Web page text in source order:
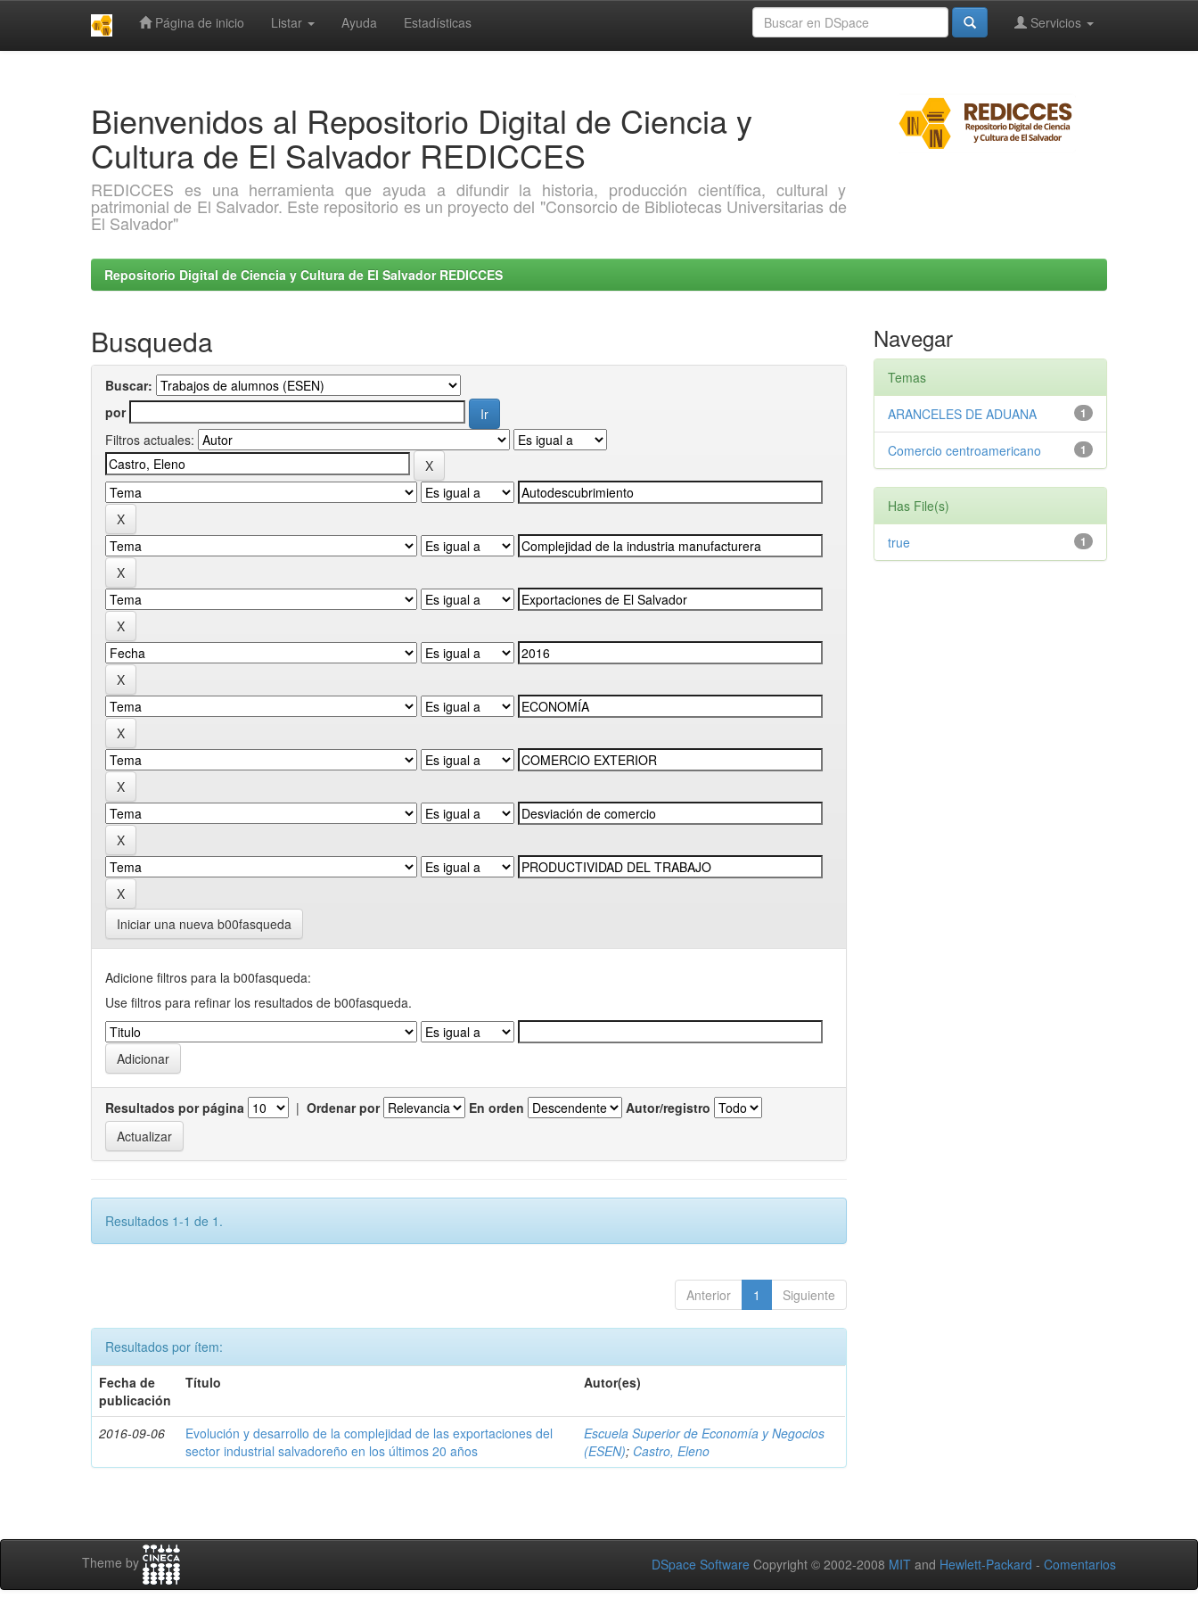
Página de inicio Listar Ayuda Estadísticas Servicios
Bienvenidos al Repositorio Digital de Ciencia y
Cultura de El Salvador REDICCES
REDICCES es una herramienta que ayuda a difundir la historia, producción científica, cultural y
patrimonial de El Salvador. Este repositorio es un proyecto del "Consorcio de Bibliotecas Universitarias de
El Salvador"
Repositorio Digital de Ciencia y Cultura de El Salvador REDICCES
Busqueda
Buscar:
por
Filtros actuales:
Iniciar una nueva b00fasqueda
Adicione filtros para la b00fasqueda:
Use filtros para refinar los resultados de b00fasqueda.
Resultados por página | Ordenar por En orden Autor/registro
Resultados 1-1 de 1.
Anterior 1 Siguiente
Resultados por ítem:
Fecha de
publicación
Título Autor(es)
2016-09-06
Evolución y desarrollo de la complejidad de las exportaciones del
sector industrial salvadoreño en los últimos 20 años
Escuela Superior de Economía y Negocios
(ESEN); Castro, Eleno
Navegar
Temas
1
ARANCELES DE ADUANA
1
Comercio centroamericano
Has File(s)
1
true
Theme by DSpace Software Copyright © 2002-2008 MIT and Hewlett-Packard - Comentarios